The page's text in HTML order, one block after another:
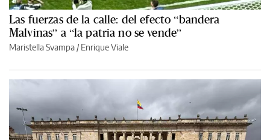
Las fuerzas de la calle: del efecto “bandera
Malvinas” a “la patria no se vende”
Maristella Svampa /Enrique Viale